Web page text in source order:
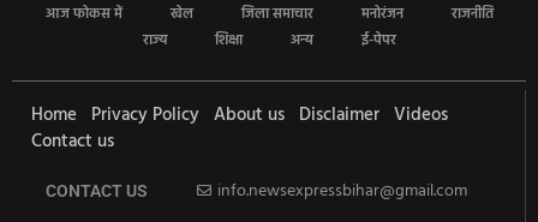
आज फोकस में खेल जिला समाचार मनोरंजन
राजनीति
राज्य
शिक्षा अन्य ई-पेपर
Home Privacy Policy About us Disclaimer Videos
Contact us
CONTACT US info.newsexpressbihar@gmail.com